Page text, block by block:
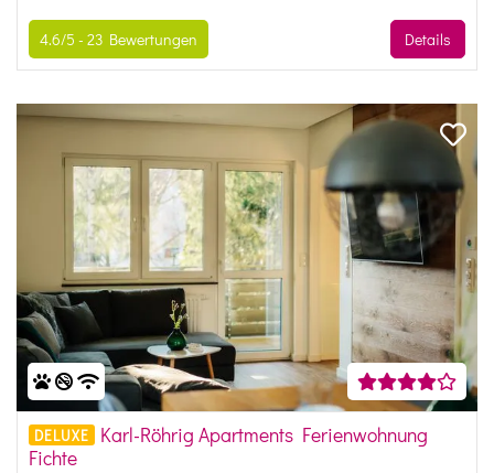
Details
4.6/5 - 23 Bewertungen
DELUXE
Karl-Röhrig Apartments Ferienwohnung
Fichte